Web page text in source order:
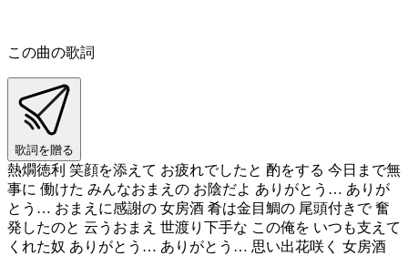
この曲の歌詞
歌詞を贈る
熱燗徳利 笑顔を添えて お疲れでしたと 酌をする 今日まで無
事に 働けた みんなおまえの お陰だよ ありがとう… ありが
とう… おまえに感謝の 女房酒 肴は金目鯛の 尾頭付きで 奮
発したのと 云うおまえ 世渡り下手な この俺を いつも支えて
くれた奴 ありがとう… ありがとう… 思い出花咲く 女房酒